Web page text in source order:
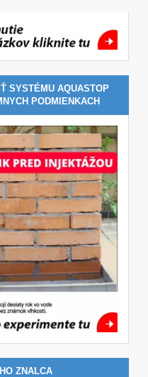
SYSTÉMU AQUASTOP
PODMIENKACH
ZNALCA